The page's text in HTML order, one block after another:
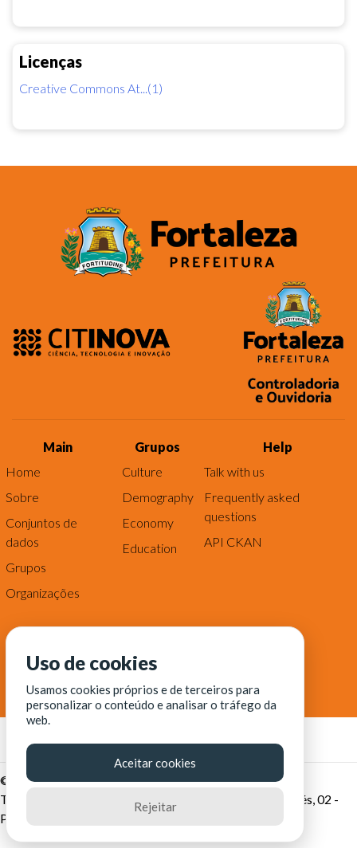
Licenças
Creative Commons At...(1)
Main
Home
Sobre
Conjuntos de
dados
Grupos
Organizações
Grupos
Culture
Demography
Economy
Education
Help
Talk with us
Frequently asked
questions
API CKAN
© Fortaleza Digital || CITINOVA - Fundação de Ciência,
Tecnologia e Inovação de Fortaleza - Rua dos Tremembés, 02 -
Praia de Iracema - Fortaleza-CE
Uso de cookies
Usamos cookies próprios e de terceiros para
personalizar o conteúdo e analisar o tráfego da
web.
Aceitar cookies
Rejeitar